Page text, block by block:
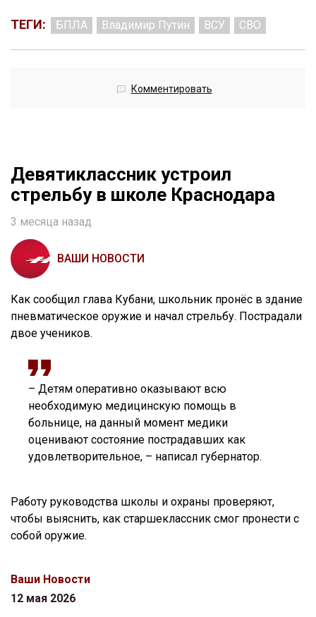
ТЕГИ: БПЛА Владимир Путин ВСУ СВО
Комментировать
Девятиклассник устроил
стрельбу в школе Краснодара
3 месяца назад
ВАШИ НОВОСТИ
Как сообщил глава Кубани, школьник пронёс в здание
пневматическое оружие и начал стрельбу. Пострадали
двое учеников.
– Детям оперативно оказывают всю
необходимую медицинскую помощь в
больнице, на данный момент медики
оценивают состояние пострадавших как
удовлетворительное, – написал губернатор.
Работу руководства школы и охраны проверяют,
чтобы выяснить, как старшеклассник смог пронести с
собой оружие.
Ваши Новости
12 мая 2026